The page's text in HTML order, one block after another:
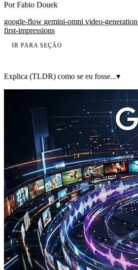
PorFabio Douek
google-flow gemini-omni video-generation
first-impressions
IR PARA SEÇÃO
Explica (TLDR) como se eu fosse...▾